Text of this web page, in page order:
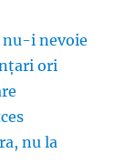
nu-i nevoie
ori
nu la